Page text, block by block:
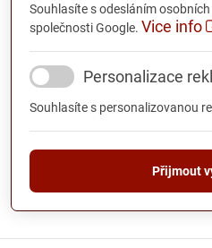
Souhlasíte s odesláním
společnosti Google. Vice info
Personalizace
Souhlasíte s personalizovanou
Přijmout